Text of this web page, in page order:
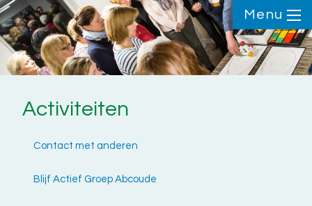
Menu
Activiteiten
Contact met anderen
Blijf Actief Groep Abcoude